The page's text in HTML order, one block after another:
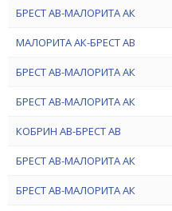
БРЕСТ АВ-МАЛОРИТА АК
МАЛОРИТА АК-БРЕСТ АВ
БРЕСТ АВ-МАЛОРИТА АК
БРЕСТ АВ-МАЛОРИТА АК
КОБРИН АВ-БРЕСТ АВ
БРЕСТ АВ-МАЛОРИТА АК
БРЕСТ АВ-МАЛОРИТА АК